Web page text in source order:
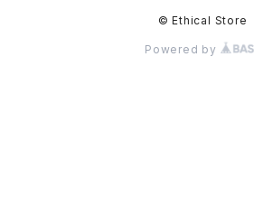
© Ethical Store
Powered by